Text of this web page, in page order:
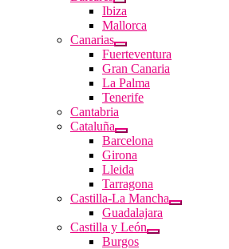
Ibiza
Mallorca
Canarias
Fuerteventura
Gran Canaria
La Palma
Tenerife
Cantabria
Cataluña
Barcelona
Girona
Lleida
Tarragona
Castilla-La Mancha
Guadalajara
Castilla y León
Burgos